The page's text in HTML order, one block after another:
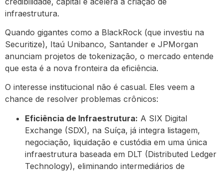
infraestrutura.
Quando gigantes como a BlackRock (que investiu na
Securitize), Itaú Unibanco, Santander e JPMorgan
anunciam projetos de tokenização, o mercado entende
que esta é a nova fronteira da eficiência.
O interesse institucional não é casual. Eles veem a
chance de resolver problemas crônicos:
Eficiência de Infraestrutura: A SIX Digital
Exchange (SDX), na Suíça, já integra listagem,
negociação, liquidação e custódia em uma única
infraestrutura baseada em DLT (Distributed Ledger
Technology), eliminando intermediários de